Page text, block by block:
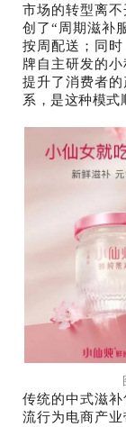
市场的转型离
创了“周期滋补
按周配送；同
牌自主研发的
提升了消费者
系，是这种模式
传统的中式滋
流行为电商产